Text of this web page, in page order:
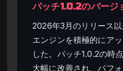
パッチ1.0.2のバージ
2026年3月のリリース
エンジンを積極的にア
した。パッチ1.0.2の時
大幅に改善され、パフ